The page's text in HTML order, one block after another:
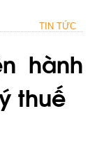
TIN TỨC
hành
thuế